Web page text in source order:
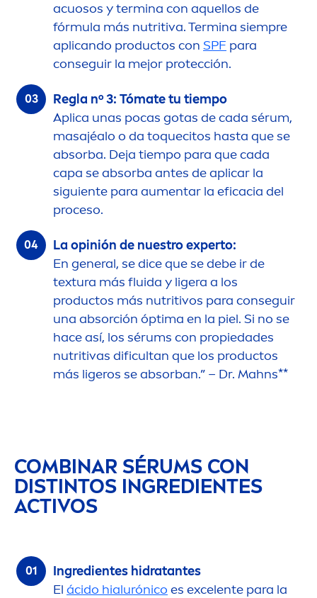
acuosos y termina con aquellos de
fórmula más nutritiva. Termina siempre
aplicando productos con SPF para
conseguir la mejor protección.
Regla nº 3: Tómate tu tiempo
Aplica unas pocas gotas de cada sérum,
masajéalo o da toquecitos hasta que se
absorba. Deja tiempo para que cada
capa se absorba antes de aplicar la
siguiente para aumentar la eficacia del
proceso.
La opinión de nuestro experto:
En general, se dice que se debe ir de
textura más fluida y ligera a los
productos más nutritivos para conseguir
una absorción óptima en la piel. Si no se
hace así, los sérums con propiedades
nutritivas dificultan que los productos
más ligeros se absorban.” – Dr. Mahns**
COMBINAR SÉRUMS CON
DISTINTOS INGREDIENTES
ACTIVOS
Ingredientes hidratantes
El ácido hialurónico es excelente para la